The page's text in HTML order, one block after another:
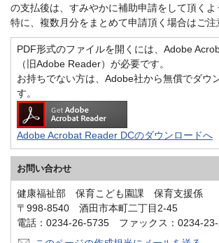
の支払後は、すみやかに補助申請をして頂くよ
特に、複数月分をまとめて申請頂く場合はご注
PDF形式のファイルを開くには、Adobe
（旧Adobe Reader）が必要です。
お持ちでない方は、Adobe社から無償でダウ
す。
Adobe Acrobat Reader DCのダウンロードへ
お問い合わせ
健康福祉部 保育こども園課 保育支援係
〒998-8540 酒田市本町二丁目2-45
電話：0234-26-5735 ファックス：0234-